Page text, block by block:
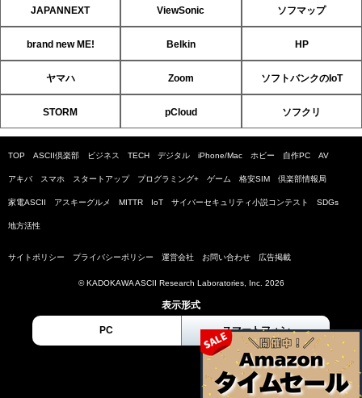
JAPANNEXT ViewSonic ソフマップ
brand new ME! Belkin HP
ヤマハ Zoom ソフトバンクのIoT
STORM pCloud ソフクリ
TOP ASCII倶楽部 ビジネス TECH デジタル iPhone/Mac ホビー 自作PC AV
アキバ スマホ スタートアップ プログラミング+ ゲーム 格安SIM 倶楽部情報局
家電ASCII アスキーグルメ MITTR IoT サイバーセキュリティ小説コンテスト SDGs
地方活性
サイトポリシー プライバシーポリシー 運営会社 お問い合わせ 広告掲載
© KADOKAWA ASCII Research Laboratories, Inc. 2026
表示形式
PC スマートフォン